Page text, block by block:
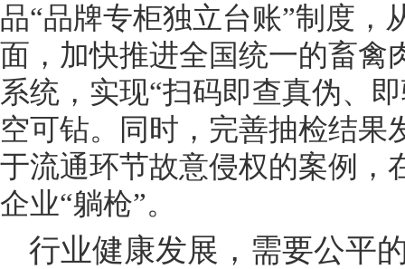
品“品牌专柜独立台账”制度，
面，加快推进全国统一的畜禽
系统，实现“扫码即查真伪、
空可钻。同时，完善抽检结果
于流通环节故意侵权的案例，
企业“躺枪”。
行业健康发展，需要公平